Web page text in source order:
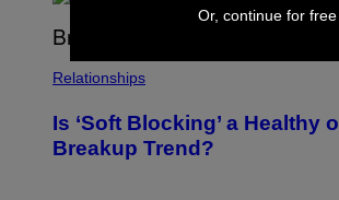
Relationships
Is ‘Soft Blocking’ a Healthy
Breakup Trend?
Or, continue for free